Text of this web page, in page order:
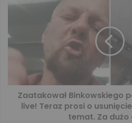
Zaatakował Binkowskiego
live! Teraz prosi o
temat. Za dużo